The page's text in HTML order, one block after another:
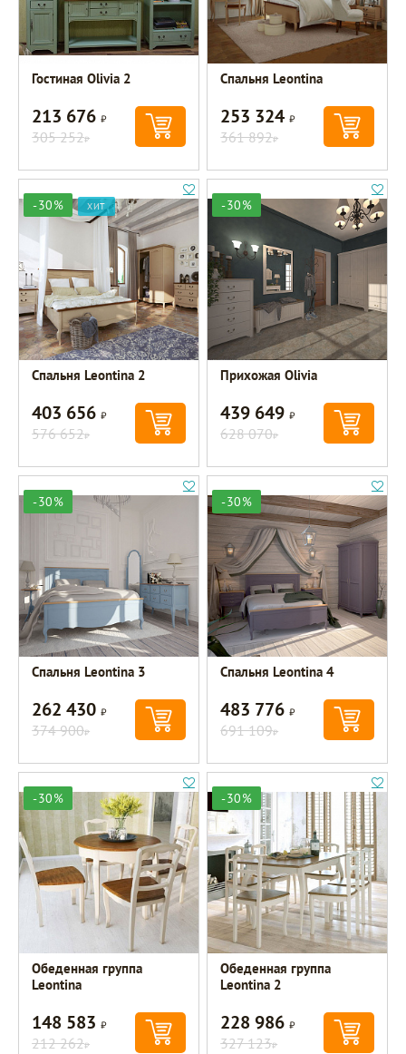
Гостиная Olivia 2
213 676Р
305 252Р
Спальня Leontina
253 324Р
361 892Р
-30% ХИТ
Спальня Leontina 2
403 656Р
576 652Р
-30%
Прихожая Olivia
439 649Р
628 070Р
-30%
Спальня Leontina 3
262 430Р
374 900Р
-30%
Спальня Leontina 4
483 776Р
691 109Р
-30%
Обеденная группа
Leontina
148 583Р
212 262Р
-30%
Обеденная группа
Leontina 2
228 986Р
327 123Р